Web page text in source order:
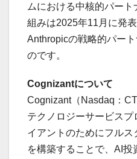
ムにおける中核的パー
組みは2025年11月に発
Anthropicの戦略的パー
のです。
Cognizantについて
Cognizant（Nasdaq：
テクノロジーサービス
イアントのためにフル
を構築することで、AI